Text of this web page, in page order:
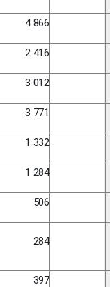
4 866
2 416
3 012
3 771
1 332
1 284
506
284
397